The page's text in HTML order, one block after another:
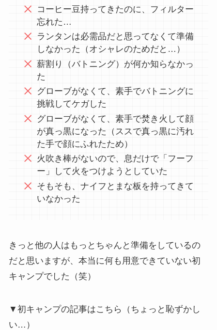
コーヒー豆持ってきたのに、フィルター
忘れた…
ランタンは必需品だと思ってなくて準備
しなかった（オシャレのためだと…）
薪割り（バトニング）が何か知らなかっ
た
グローブがなくて、素手でバトニングに
挑戦してケガした
グローブがなくて、素手で焚き火して顔
が真っ黒になった（ススで真っ黒に汚れ
た手で顔にふれたため）
火吹き棒がないので、息だけで「フーフ
ー」して火をつけようとしていた
そもそも、ナイフとまな板を持ってきて
いなかった
きっと他の人はもっとちゃんと準備をしているの
だと思いますが、本当に何も用意できていない初
キャンプでした（笑）
▼初キャンプの記事はこちら（ちょっと恥ずかし
い…）